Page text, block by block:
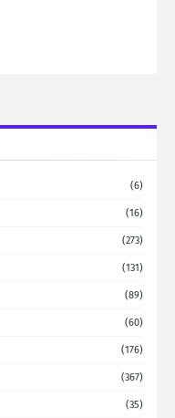
(6)
(16)
(273)
(131)
(89)
(60)
(176)
(367)
(35)